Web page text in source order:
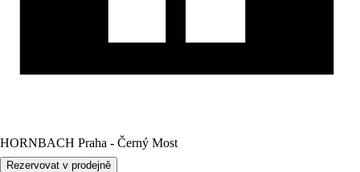
HORNBACH Praha - Černý Most
Rezervovat v prodejně